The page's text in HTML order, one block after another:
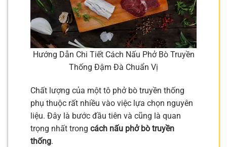
Hướng Dẫn Chi Tiết Cách Nấu Phở Bò Truyền
Thống Đậm Đà Chuẩn Vị
Chất lượng của một tô phở bò truyền thống
phụ thuộc rất nhiều vào việc lựa chọn nguyên
liệu. Đây là bước đầu tiên và cũng là quan
trọng nhất trong cách nấu phở bò truyền
thống.